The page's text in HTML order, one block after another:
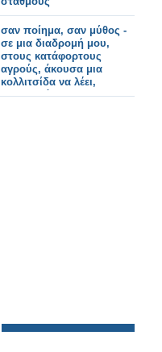
σαν ποίημα, σαν μύθος -
σε μια διαδρομή μου,
στους κατάφορτους
αγρούς, άκουσα μια
κολλιτσίδα να λέει,
απευθυνόμενη στους